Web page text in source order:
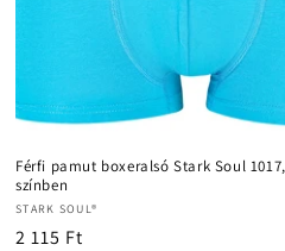
Férfi pamut boxeralsó Stark Soul
színben
Forgalmazó:
STARK SOUL®
Normál
2 115 Ft